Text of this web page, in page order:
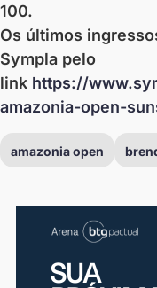
100.
Os últimos
Sympla pelo
link https://
amazonia-open-
amazonia open